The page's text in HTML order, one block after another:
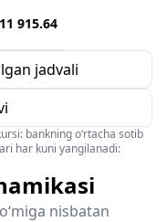
11 915.64
jadvali
bankning o‘rtacha sotib
har kuni yangilanadi:
nisbatan